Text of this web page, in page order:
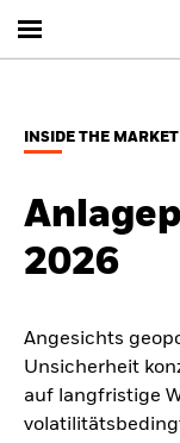
INSIDE THE MARKET
2026
Angesichts
Unsicherheit
auf langfristige